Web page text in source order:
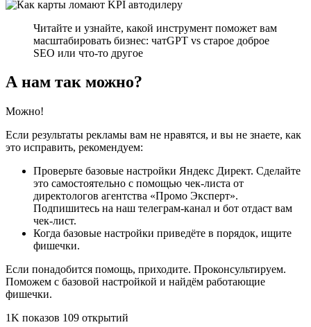
Читайте и узнайте, какой инструмент поможет вам
масштабировать бизнес: чатGPT vs старое доброе
SEO или что-то другое
А нам так можно?
Можно!
Если результаты рекламы вам не нравятся, и вы не знаете, как
это исправить, рекомендуем:
Проверьте базовые настройки Яндекс Директ. Сделайте
это самостоятельно с помощью чек-листа от
директологов агентства «Промо Эксперт».
Подпишитесь на наш телеграм-канал и бот отдаст вам
чек-лист.
Когда базовые настройки приведёте в порядок, ищите
фишечки.
Если понадобится помощь, приходите. Проконсультируем.
Поможем с базовой настройкой и найдём работающие
фишечки.
1K показов 109 открытий